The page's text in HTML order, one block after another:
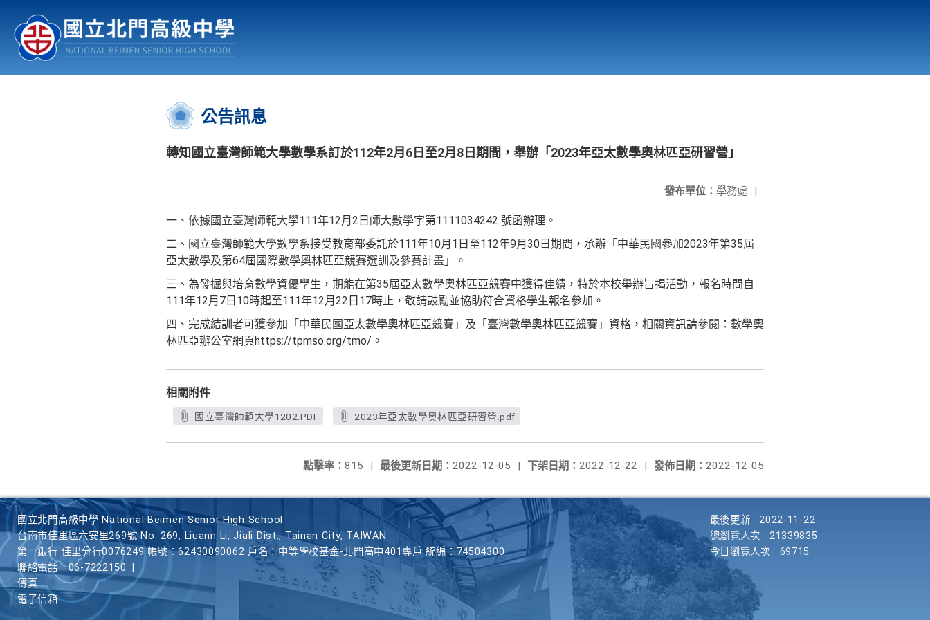
認識北中 行事曆
:::
公告訊息
轉知國立臺灣師範大學數學系訂於112年2月6日至2月8日期間，舉辦「2023年亞太數學奧林匹亞研習營」
發布單位： 學務處 |
一、依據國立臺灣師範大學111年12月2日師大數學字第1111034242 號函辦理。
二、國立臺灣師範大學數學系接受教育部委託於111年10月1日至112年9月30日期間，承辦「中華民國參加2023年第35屆
亞太數學及第64屆國際數學奧林匹亞競賽選訓及參賽計畫」。
三、為發掘與培育數學資優學生，期能在第35屆亞太數學奧林匹亞競賽中獲得佳績，特於本校舉辦旨揭活動，報名時間自
111年12月7日10時起至111年12月22日17時止，敬請鼓勵並協助符合資格學生報名參加。
四、完成結訓者可獲參加「中華民國亞太數學奧林匹亞競賽」及「臺灣數學奧林匹亞競賽」資格，相關資訊請參閱：數學奧
林匹亞辦公室網頁https://tpmso.org/tmo/。
相關附件
國立臺灣師範大學1202.PDF 2023年亞太數學奧林匹亞研習營.pdf
發佈日期： 2022-12-05
下架日期： 2022-12-22 |
最後更新日期： 2022-12-05 |
點擊率： 815 |
國立北門高級中學 National Beimen Senior High School
台南市佳里區六安里269號 No. 269, Liuann Li, Jiali Dist., Tainan City, TAIWAN
第一銀行 佳里分行0076249 帳號：62430090062 戶名：中等學校基金-北門高中401專戶 統編：74504300
聯絡電話
06-7222150
傳真
電子信箱
最後更新
2022-11-22
總瀏覽人次
21339835
今日瀏覽人次
69715